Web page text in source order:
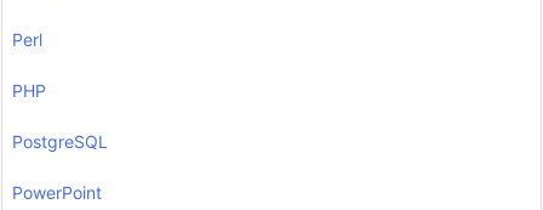
Perl
PHP
PostgreSQL
PowerPoint